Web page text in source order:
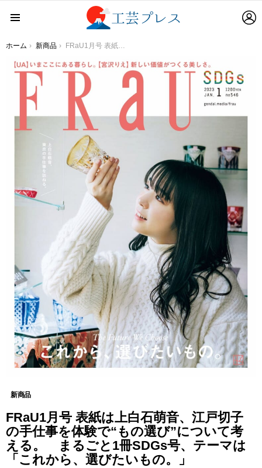
You are here:
ホーム 新商品 FRaU1月号 表紙は上白石萌音、江戸切子の手仕事を体験で“もの選び”について考える。 まるごと1冊SDGs号、テーマは「これから、選びたいもの。」
新商品
FRaU1月号 表紙は上白石萌音、江戸切子
の手仕事を体験で“もの選び”について考
える。 まるごと1冊SDGs号、テーマは
「これから、選びたいもの。」